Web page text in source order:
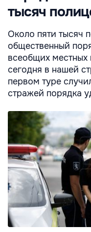
тысяч
Около пяти тысяч
общественный
всеобщих местных
сегодня в нашей
первом туре
стражей порядка